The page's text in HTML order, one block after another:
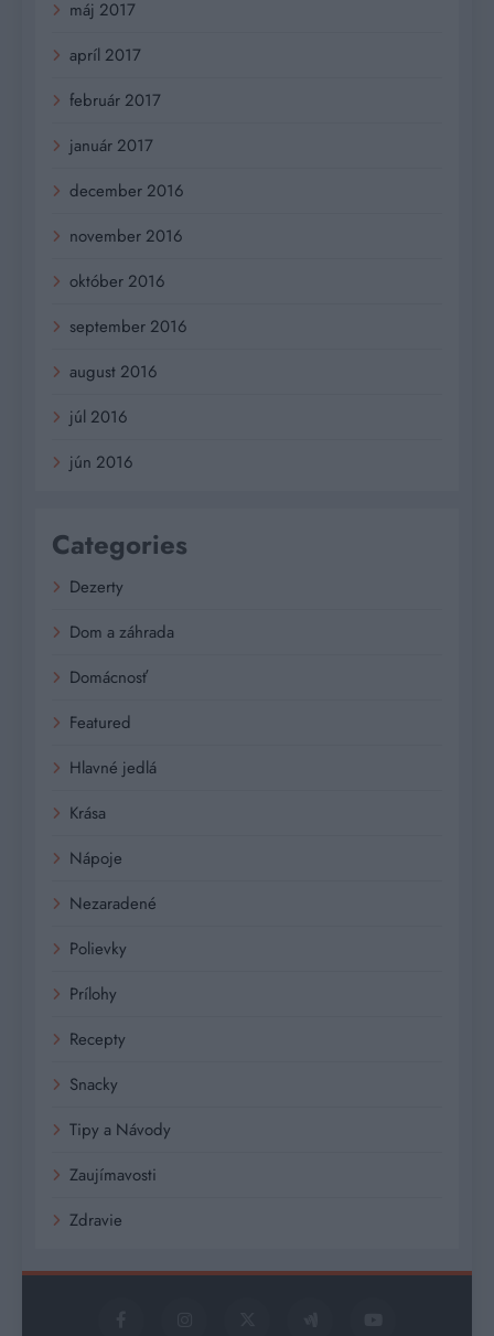
máj 2017
apríl 2017
február 2017
január 2017
december 2016
november 2016
október 2016
september 2016
august 2016
júl 2016
jún 2016
Categories
Dezerty
Dom a záhrada
Domácnosť
Featured
Hlavné jedlá
Krása
Nápoje
Nezaradené
Polievky
Prílohy
Recepty
Snacky
Tipy a Návody
Zaujímavosti
Zdravie